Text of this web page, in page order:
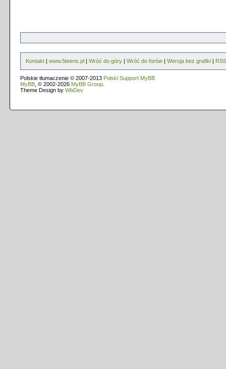
Kontakt | www.5teens.pl | Wróć do góry | Wróć do forów | Wersja bez grafiki | RSS
Polskie tłumaczenie © 2007-2013 Polski Support MyBB
MyBB , © 2002-2026 MyBB Group
Theme Design by WbDev